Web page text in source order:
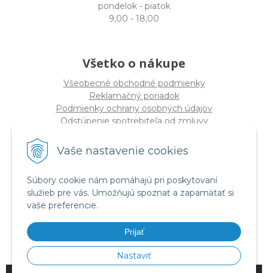
Vaše nastavenie cookies
Súbory cookie nám pomáhajú pri poskytovaní
služieb pre vás. Umožňujú spoznať a zapamätať si
vaše preferencie.
Prijať
Nastaviť
pondelok - piatok
9,00 - 18,00
Všetko o nákupe
Všeobecné obchodné podmienky
Reklamačný poriadok
Podmienky ochrany osobných údajov
Odstúpenie spotrebiteľa od zmluvy
O spoločnosti
PRO-DIVE s.r.o
Dulovo námestie 12, 821 08 Bratislava
(Sídlo nie PREDAJŇA
DIČ: 2020294320
IČ DPH SK2020294320